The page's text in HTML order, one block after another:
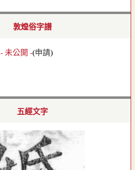
敦煌俗字譜
- 未公開 -(申請)
五經文字